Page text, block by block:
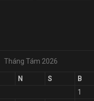
Tháng Tám 2026
N S B
1